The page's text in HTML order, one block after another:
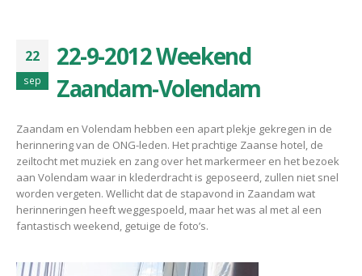
22
sep
22-9-2012 Weekend
Zaandam-Volendam
Zaandam en Volendam hebben een apart plekje gekregen in de
herinnering van de ONG-leden. Het prachtige Zaanse hotel, de
zeiltocht met muziek en zang over het markermeer en het bezoek
aan Volendam waar in klederdracht is geposeerd, zullen niet snel
worden vergeten. Wellicht dat de stapavond in Zaandam wat
herinneringen heeft weggespoeld, maar het was al met al een
fantastisch weekend, getuige de foto’s.